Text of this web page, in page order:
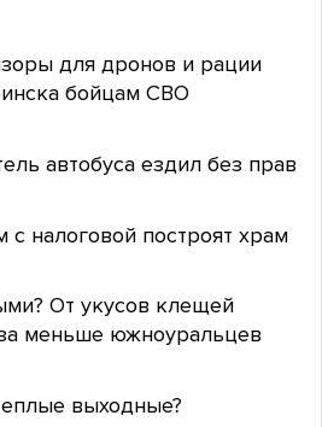
для дронов и рации
бойцам СВО
автобуса ездил без прав
налоговой построят храм
От укусов клещей
меньше южноуральцев
выходные?